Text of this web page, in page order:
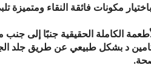
مكونات فائقة النقاء ومتميزة
د بشكل طبيعي عن طريق